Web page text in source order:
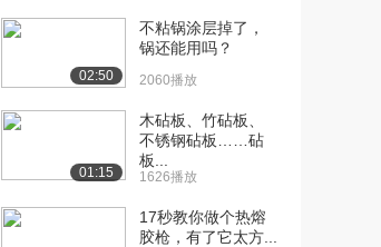
[13] 13.硫酸铜和氢氧化钠
03:46
[14] 14.木炭还原氧化铜实
05:07
[15] 15.氢氧化钠溶液与稀
03:52
02:50
不粘锅涂层掉了，
锅还能用吗？
2060播放
01:15
木砧板、竹砧板、
不锈钢砧板……砧
板...
1626播放
17秒教你做个热熔
胶枪，有了它太方...